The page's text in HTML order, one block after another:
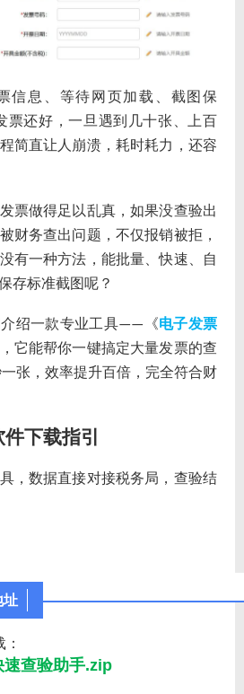
信息、等待网页加载、截图保
票还好，一旦遇到几十张、上百
简直让人崩溃，耗时耗力，还容
票做得足以乱真，如果没查验出
财务查出问题，不仅报销被拒，
有一种方法，能批量、快速、自
存标准截图呢？
绍一款专业工具—— 《电子发票
它能帮你一键搞定大量发票的查
张，效率提升百倍，完全符合财
件下载指引
，数据直接对接税务局，查验结
址
速查验助手.zip